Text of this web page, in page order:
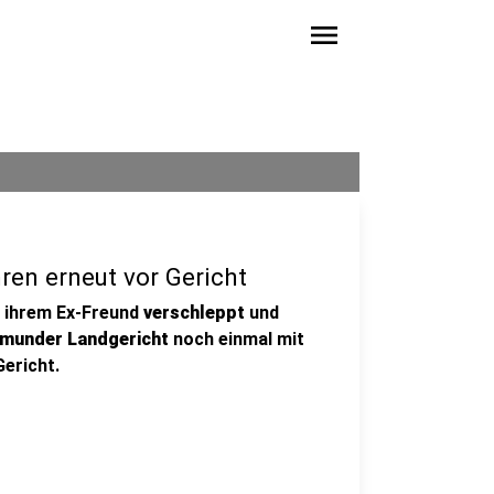
menu
erneut vor Gericht
ihrem Ex-Freund verschleppt und
Landgericht noch einmal mit